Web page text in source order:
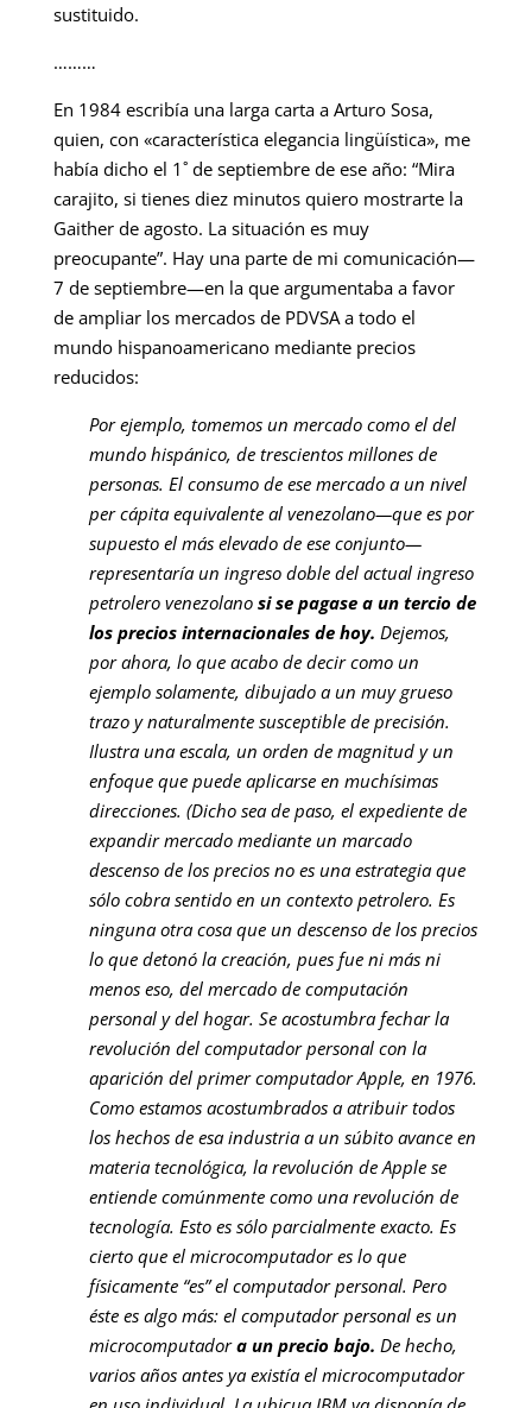
sustituido.
………
En 1984 escribía una larga carta a Arturo Sosa,
quien, con «característica elegancia lingüística», me
había dicho el 1˚ de septiembre de ese año: “Mira
carajito, si tienes diez minutos quiero mostrarte la
Gaither de agosto. La situación es muy
preocupante”. Hay una parte de mi comunicación—
7 de septiembre—en la que argumentaba a favor
de ampliar los mercados de PDVSA a todo el
mundo hispanoamericano mediante precios
reducidos:
Por ejemplo, tomemos un mercado como el del
mundo hispánico, de trescientos millones de
personas. El consumo de ese mercado a un nivel
per cápita equivalente al venezolano—que es por
supuesto el más elevado de ese conjunto—
representaría un ingreso doble del actual ingreso
petrolero venezolano si se pagase a un tercio de
los precios internacionales de hoy. Dejemos,
por ahora, lo que acabo de decir como un
ejemplo solamente, dibujado a un muy grueso
trazo y naturalmente susceptible de precisión.
Ilustra una escala, un orden de magnitud y un
enfoque que puede aplicarse en muchísimas
direcciones. (Dicho sea de paso, el expediente de
expandir mercado mediante un marcado
descenso de los precios no es una estrategia que
sólo cobra sentido en un contexto petrolero. Es
ninguna otra cosa que un descenso de los precios
lo que detonó la creación, pues fue ni más ni
menos eso, del mercado de computación
personal y del hogar. Se acostumbra fechar la
revolución del computador personal con la
aparición del primer computador Apple, en 1976.
Como estamos acostumbrados a atribuir todos
los hechos de esa industria a un súbito avance en
materia tecnológica, la revolución de Apple se
entiende comúnmente como una revolución de
tecnología. Esto es sólo parcialmente exacto. Es
cierto que el microcomputador es lo que
físicamente “es” el computador personal. Pero
éste es algo más: el computador personal es un
microcomputadora un precio bajo. De hecho,
varios años antes ya existía el microcomputador